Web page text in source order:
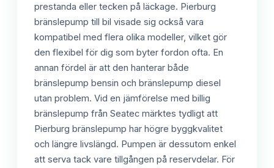
prestanda eller tecken på läckage. Pierburg
bränslepump till bil visade sig också vara
kompatibel med flera olika modeller, vilket gör
den flexibel för dig som byter fordon ofta. En
annan fördel är att den hanterar både
bränslepump bensin och bränslepump diesel
utan problem. Vid en jämförelse med billig
bränslepump från Seatec märktes tydligt att
Pierburg bränslepump har högre byggkvalitet
och längre livslängd. Pumpen är dessutom enkel
att serva tack vare tillgången på reservdelar. För